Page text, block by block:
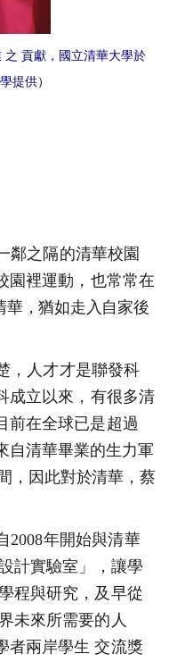
之 貢獻，國立清華大學於
提供）
鄰之隔的清華校園
園裡運動，也常常在
華，猶如走入自家後
，人才才是聯發科
成立以來，有很多清
前在全球已是超過
自清華畢業的生力軍
， 因 此對於清華，蔡
2008年開始與清華
計實驗室」，讓學
程與研究，及早從
未來所需要的人
者兩岸學生交流獎